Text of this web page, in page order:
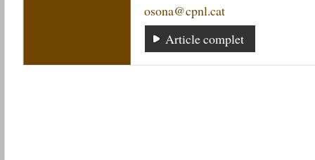
osona@cpnl.cat
Article complet